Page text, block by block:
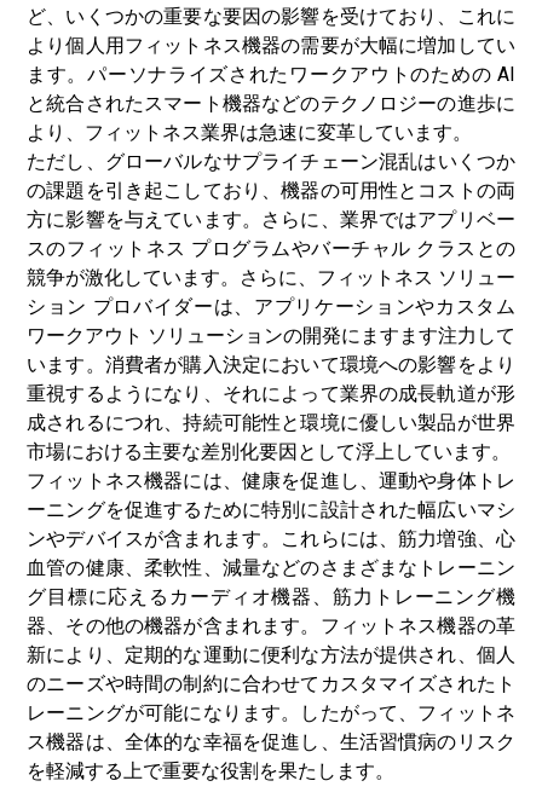
ど、いくつかの重要な要因の影響を受けており、これに
より個人用フィットネス機器の需要が大幅に増加してい
ます。パーソナライズされたワークアウトのための AI
と統合されたスマート機器などのテクノロジーの進歩に
より、フィットネス業界は急速に変革しています。
ただし、グローバルなサプライチェーン混乱はいくつか
の課題を引き起こしており、機器の可用性とコストの両
方に影響を与えています。さらに、業界ではアプリベー
スのフィットネス プログラムやバーチャル クラスとの
競争が激化しています。さらに、フィットネス ソリュー
ション プロバイダーは、アプリケーションやカスタム
ワークアウト ソリューションの開発にますます注力して
います。消費者が購入決定において環境への影響をより
重視するようになり、それによって業界の成長軌道が形
成されるにつれ、持続可能性と環境に優しい製品が世界
市場における主要な差別化要因として浮上しています。
フィットネス機器には、健康を促進し、運動や身体トレ
ーニングを促進するために特別に設計された幅広いマシ
ンやデバイスが含まれます。これらには、筋力増強、心
血管の健康、柔軟性、減量などのさまざまなトレーニン
グ目標に応えるカーディオ機器、筋力トレーニング機
器、その他の機器が含まれます。フィットネス機器の革
新により、定期的な運動に便利な方法が提供され、個人
のニーズや時間の制約に合わせてカスタマイズされたト
レーニングが可能になります。したがって、フィットネ
ス機器は、全体的な幸福を促進し、生活習慣病のリスク
を軽減する上で重要な役割を果たします。